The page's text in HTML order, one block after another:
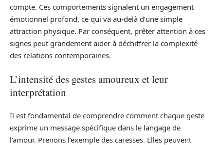
compte. Ces comportements signalent un engagement
émotionnel profond, ce qui va au-delà d’une simple
attraction physique. Par conséquent, prêter attention à ces
signes peut grandement aider à déchiffrer la complexité
des relations contemporaines.
L’intensité des gestes amoureux et leur
interprétation
Il est fondamental de comprendre comment chaque geste
exprime un message spécifique dans le langage de
l’amour. Prenons l’exemple des caresses. Elles peuvent